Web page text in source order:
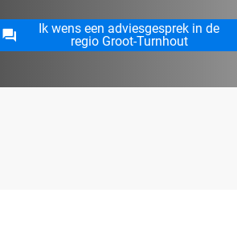
Ik wens een adviesgesprek in de
regio Groot-Turnhout